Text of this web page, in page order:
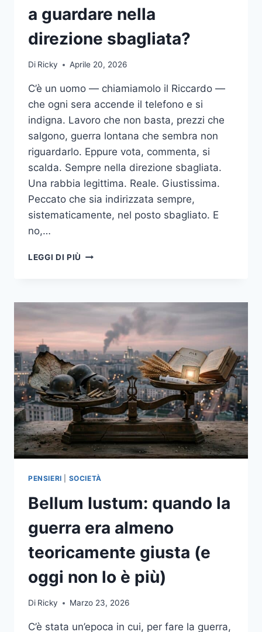
a guardare nella
direzione sbagliata?
Di Ricky Aprile 20, 2026
C’è un uomo — chiamiamolo il Riccardo —
che ogni sera accende il telefono e si
indigna. Lavoro che non basta, prezzi che
salgono, guerra lontana che sembra non
riguardarlo. Eppure vota, commenta, si
scalda. Sempre nella direzione sbagliata.
Una rabbia legittima. Reale. Giustissima.
Peccato che sia indirizzata sempre,
sistematicamente, nel posto sbagliato. E
no,…
LEGGI DI PIÙ RICCARDO,
GUARDARE
DIREZIONE
SBAGLIATA?
PENSIERI SOCIETÀ
Bellum Iustum: quando la
guerra era almeno
teoricamente giusta (e
oggi non lo è più)
Di Ricky Marzo 23, 2026
C’è stata un’epoca in cui, per fare la guerra,